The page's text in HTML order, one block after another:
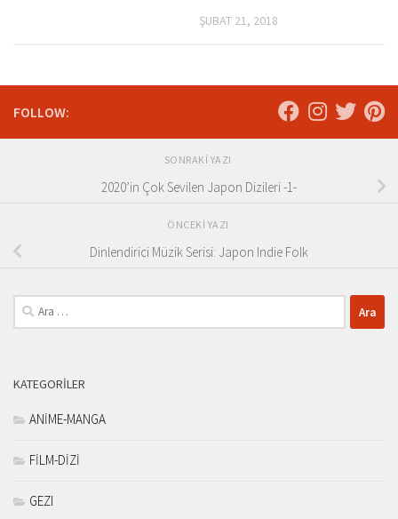
ŞUBAT 21, 2018
FOLLOW:
SONRAKI YAZI
2020’in Çok Sevilen Japon Dizileri -1-
ÖNCEKI YAZI
Dinlendirici Müzik Serisi: Japon Indie Folk
Arama:
KATEGORILER
ANİME-MANGA
FİLM-DİZİ
GEZI